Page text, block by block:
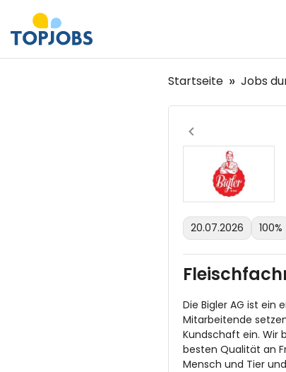
Startseite Jobs
20.07.2026 100%
Die Bigler AG ist
Mitarbeitende
Kundschaft ein. Wir
besten Qualität an
Mensch und Tier